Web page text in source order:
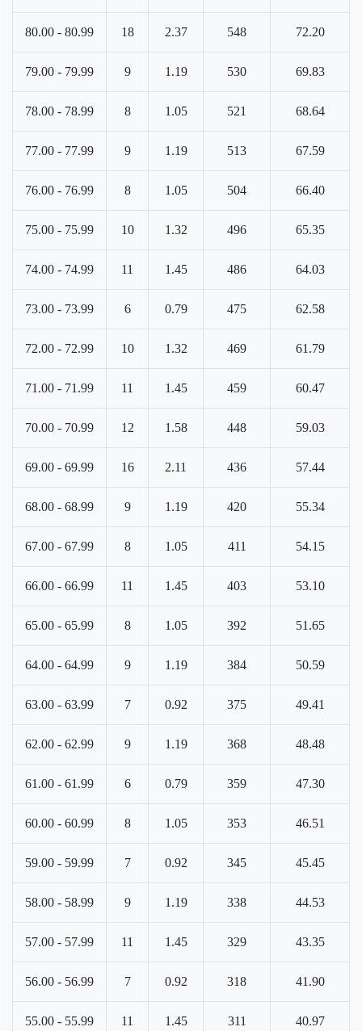
80.00 - 80.99 18 2.37 548 72.20
79.00 - 79.99 9 1.19 530 69.83
78.00 - 78.99 8 1.05 521 68.64
77.00 - 77.99 9 1.19 513 67.59
76.00 - 76.99 8 1.05 504 66.40
75.00 - 75.99 10 1.32 496 65.35
74.00 - 74.99 11 1.45 486 64.03
73.00 - 73.99 6 0.79 475 62.58
72.00 - 72.99 10 1.32 469 61.79
71.00 - 71.99 11 1.45 459 60.47
70.00 - 70.99 12 1.58 448 59.03
69.00 - 69.99 16 2.11 436 57.44
68.00 - 68.99 9 1.19 420 55.34
67.00 - 67.99 8 1.05 411 54.15
66.00 - 66.99 11 1.45 403 53.10
65.00 - 65.99 8 1.05 392 51.65
64.00 - 64.99 9 1.19 384 50.59
63.00 - 63.99 7 0.92 375 49.41
62.00 - 62.99 9 1.19 368 48.48
61.00 - 61.99 6 0.79 359 47.30
60.00 - 60.99 8 1.05 353 46.51
59.00 - 59.99 7 0.92 345 45.45
58.00 - 58.99 9 1.19 338 44.53
57.00 - 57.99 11 1.45 329 43.35
56.00 - 56.99 7 0.92 318 41.90
55.00 - 55.99 11 1.45 311 40.97